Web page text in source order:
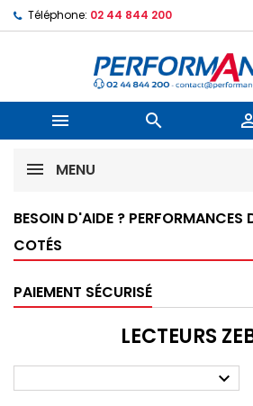
Téléphone: 02 44 844 200
 
MENU
BESOIN D'AIDE ? PERFORMANCES
COTÉS
PAIEMENT SÉCURISÉ
LECTEURS
